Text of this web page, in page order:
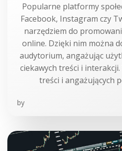
Popularne platformy
Facebook, Instagram czy
narzędziem do
online. Dzięki nim można
audytorium, angażując
ciekawych treści i
treści i angażujących
by